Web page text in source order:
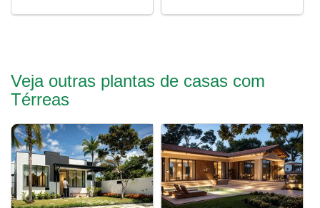
Veja outras plantas de casas com
Térreas